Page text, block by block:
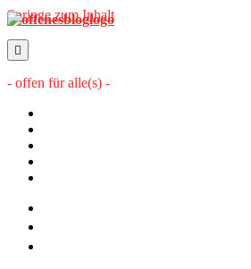
Springe zum Inhalt
offenesblog.de
- offen für alle(s) -